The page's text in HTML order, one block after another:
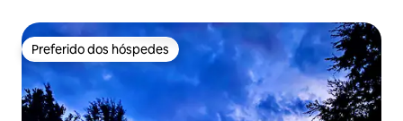
Preferido dos hóspedes
Preferido dos hóspedes